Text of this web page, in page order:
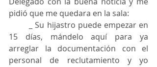
pidió que me quedara en la sala:
15 días, mándelo aquí para ya
arreglar la documentación con el
personal de reclutamiento y yo